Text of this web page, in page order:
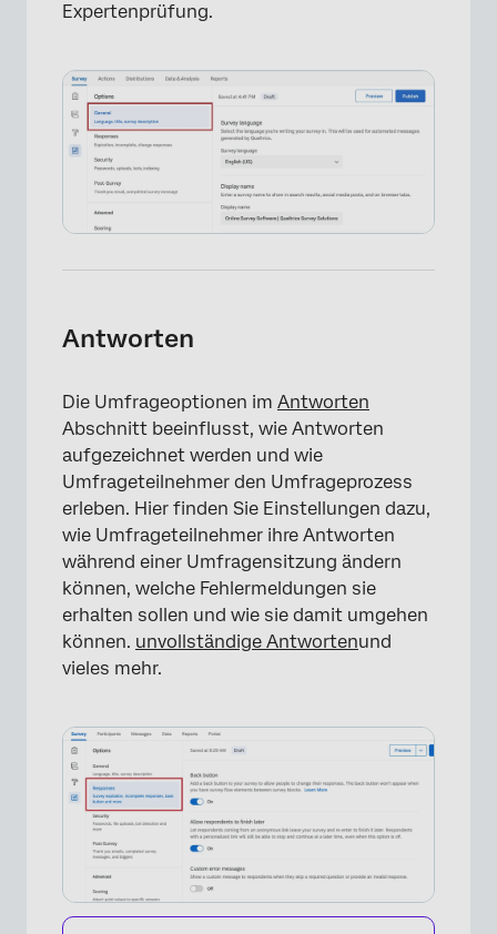
Expertenprüfung.
×
Antworten
Die Umfrageoptionen im Antworten
Abschnitt beeinflusst, wie Antworten
aufgezeichnet werden und wie
Umfrageteilnehmer den Umfrageprozess
erleben. Hier finden Sie Einstellungen dazu,
wie Umfrageteilnehmer ihre Antworten
während einer Umfragensitzung ändern
können, welche Fehlermeldungen sie
erhalten sollen und wie sie damit umgehen
können. unvollständige Antwortenund
vieles mehr.